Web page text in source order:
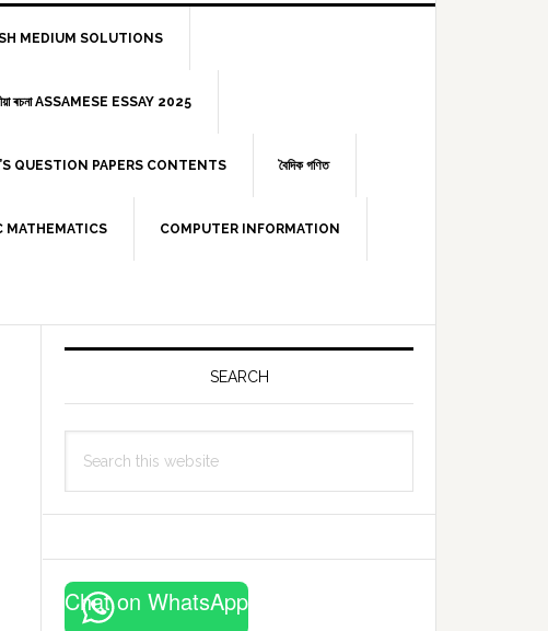
MEDIUM SOLUTIONS
ৰচনা ASSAMESE ESSAY 2025
QUESTION PAPERS CONTENTS বৈদিক গণিত
MATHEMATICS COMPUTER INFORMATION
Primary
SEARCH
this
Chat on WhatsApp